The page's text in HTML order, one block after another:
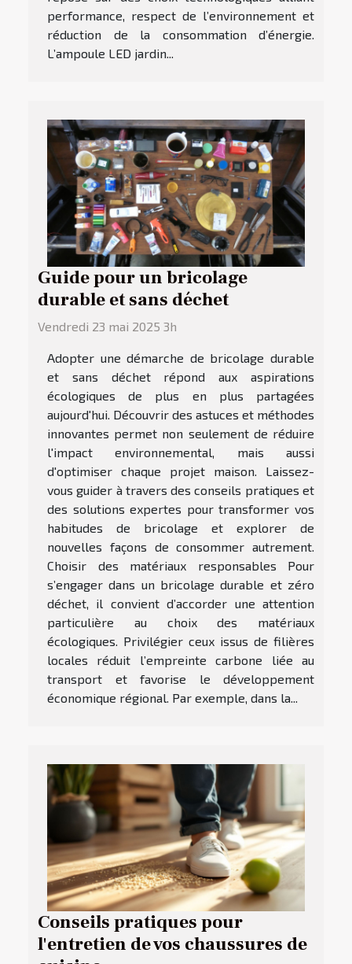
performance, respect de l’environnement et
réduction de la consommation d’énergie.
L’ampoule LED jardin...
Guide pour un bricolage
durable et sans déchet
Vendredi 23 mai 2025 3h
Adopter une démarche de bricolage durable
et sans déchet répond aux aspirations
écologiques de plus en plus partagées
aujourd'hui. Découvrir des astuces et méthodes
innovantes permet non seulement de réduire
l'impact environnemental, mais aussi
d'optimiser chaque projet maison. Laissez-
vous guider à travers des conseils pratiques et
des solutions expertes pour transformer vos
habitudes de bricolage et explorer de
nouvelles façons de consommer autrement.
Choisir des matériaux responsables Pour
s’engager dans un bricolage durable et zéro
déchet, il convient d’accorder une attention
particulière au choix des matériaux
écologiques. Privilégier ceux issus de filières
locales réduit l’empreinte carbone liée au
transport et favorise le développement
économique régional. Par exemple, dans la...
Conseils pratiques pour
l'entretien de vos chaussures de